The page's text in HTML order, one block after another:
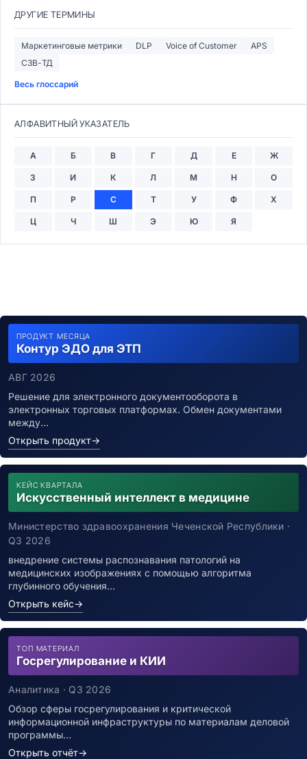
ДРУГИЕ ТЕРМИНЫ
Маркетинговые метрики DLP Voice of Customer
APS
СЗВ-ТД
Весь глоссарий
АЛФАВИТНЫЙ УКАЗАТЕЛЬ
А Б В Г Д Е Ж
З И К Л М Н О
П Р С Т У Ф Х
Ц Ч Ш Э Ю Я
ПРОДУКТ МЕСЯЦА
Контур ЭДО для ЭТП
АВГ 2026
Решение для электронного документооборота в
электронных торговых платформах. Обмен документами
между…
Открыть продукт→
КЕЙС КВАРТАЛА
Искусственный интеллект в медицине
Министерство здравоохранения Чеченской Республики ·
Q3 2026
внедрение системы распознавания патологий на
медицинских изображениях с помощью алгоритма
глубинного обучения…
Открыть кейс→
ТОП МАТЕРИАЛ
Госрегулирование и КИИ
Аналитика · Q3 2026
Обзор сферы госрегулирования и критической
информационной инфраструктуры по материалам деловой
программы…
Открыть отчёт→